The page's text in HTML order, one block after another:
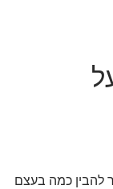
להבין כמה בעצם